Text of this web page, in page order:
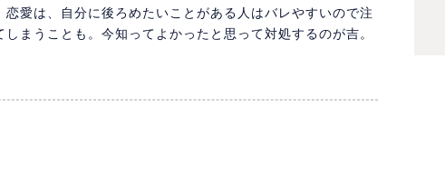
愛は、自分に後ろめたいことがある人はバレやすいので注
まうことも。今知ってよかったと思って対処するのが吉。